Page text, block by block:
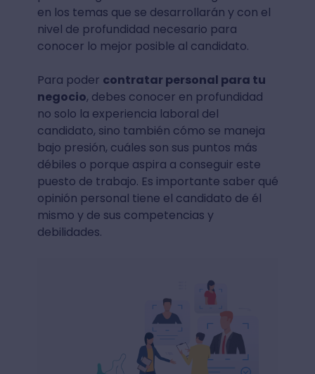
en los temas que se desarrollarán y con el
nivel de profundidad necesario para
conocer lo mejor posible al candidato.
Para poder contratar personal para tu
negocio, debes conocer en profundidad
no solo la experiencia laboral del
candidato, sino también cómo se maneja
bajo presión, cuáles son sus puntos más
débiles o porque aspira a conseguir este
puesto de trabajo. Es importante saber qué
opinión personal tiene el candidato de él
mismo y de sus competencias y
debilidades.